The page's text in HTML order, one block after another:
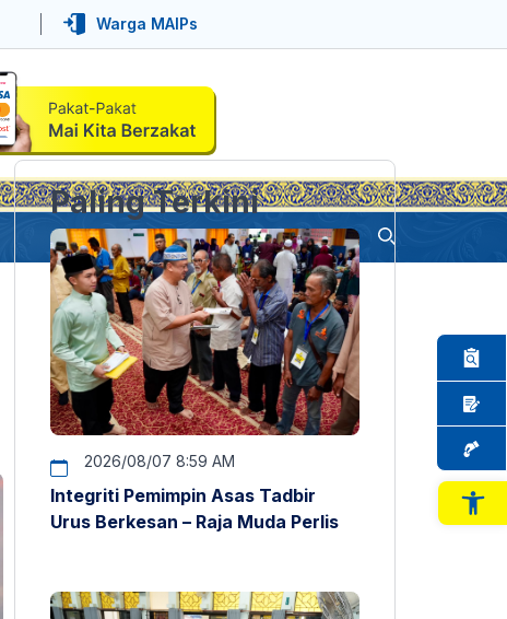
Warga MAIPs
Paling Terkini
2026/08/07 8:59 AM
Integriti Pemimpin Asas Tadbir
Urus Berkesan – Raja Muda Perlis